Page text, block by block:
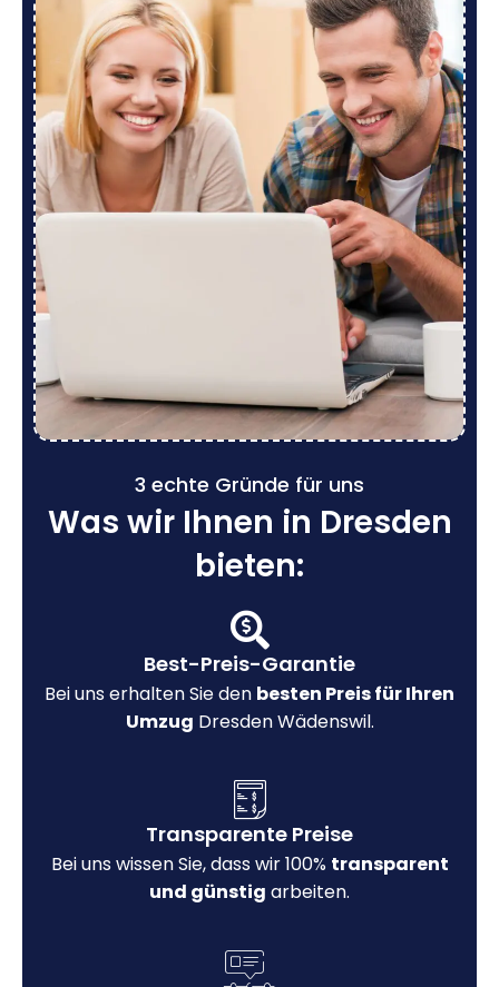
3 echte Gründe für uns
Was wir Ihnen in Dresden
bieten:
Best-Preis-Garantie
Bei uns erhalten Sie den besten Preis für Ihren
Umzug Dresden Wädenswil.
Transparente Preise
Bei uns wissen Sie, dass wir 100% transparent
und günstig arbeiten.